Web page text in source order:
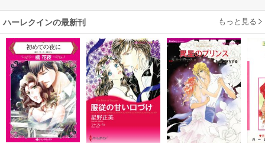
ハーレクインの最新刊 もっと見る